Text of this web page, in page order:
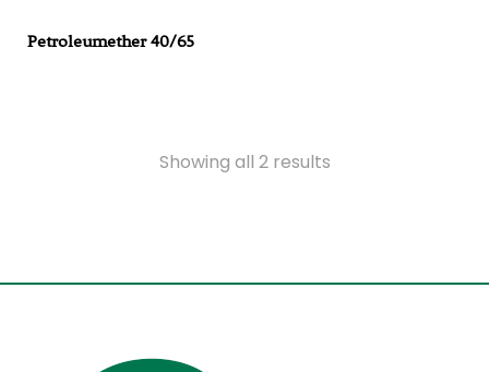
Petroleumether 40/65
Showing all 2 results